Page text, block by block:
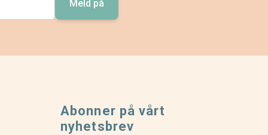
Meld på
Abonner på vårt
nyhetsbrev